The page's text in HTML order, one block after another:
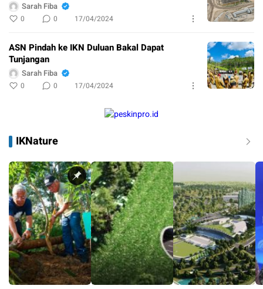
Sarah Fiba
0 0 17/04/2024
ASN Pindah ke IKN Duluan Bakal Dapat
Tunjangan
Sarah Fiba
0 0 17/04/2024
IKNature